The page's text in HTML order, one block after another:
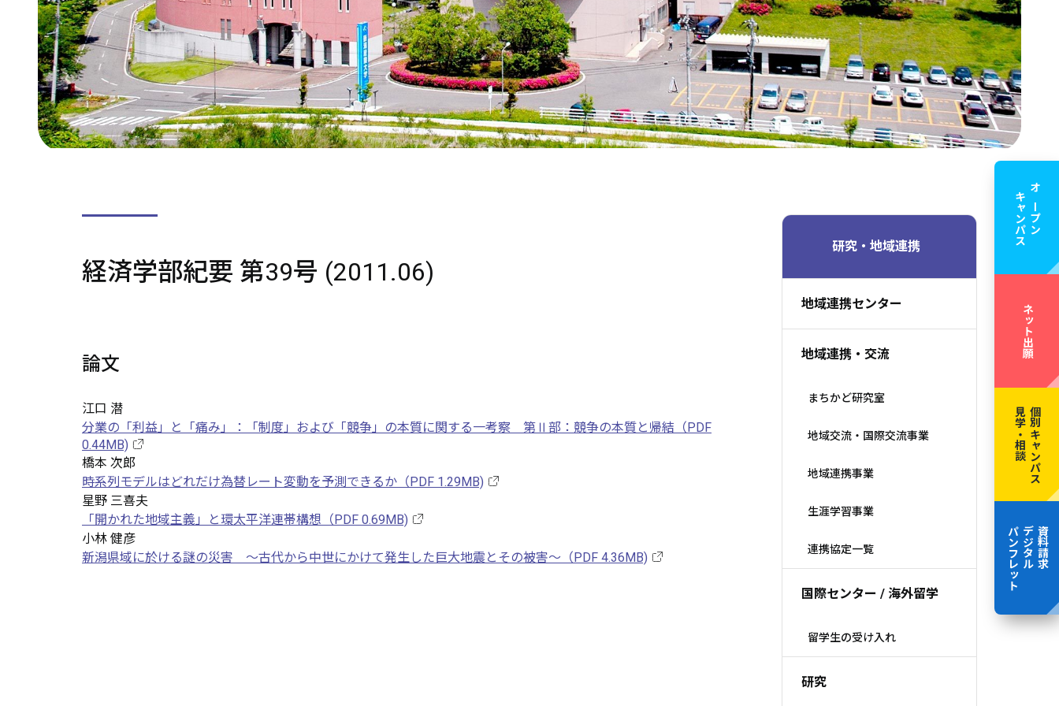
オープン
キャンパス
ネット出願
個別キャンパス
見学・相談
資料請求
デジタル
パンフレット
経済学部紀要 第39号 (2011.06)
論文
江口 潜
分業の「利益」と「痛み」：「制度」および「競争」の本質に関する一考察 第Ⅱ部：競争の本質と帰結（PDF
0.44MB)
橋本 次郎
時系列モデルはどれだけ為替レート変動を予測できるか（PDF 1.29MB)
星野 三喜夫
「開かれた地域主義」と環太平洋連帯構想（PDF 0.69MB)
小林 健彦
新潟県域に於ける謎の災害 ～古代から中世にかけて発生した巨大地震とその被害～（PDF 4.36MB)
研究・地域連携
地域連携センター
地域連携・交流
まちかど研究室
地域交流・国際交流事業
地域連携事業
生涯学習事業
連携協定一覧
国際センター / 海外留学
留学生の受け入れ
研究